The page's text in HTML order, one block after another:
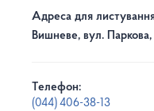
Адреса для
Вишневе, вул.
Телефон:
(044) 406-38-13